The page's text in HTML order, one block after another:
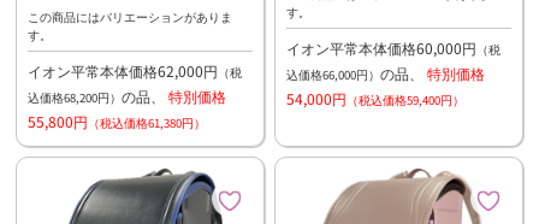
この商品にはバリエーションがありま
す。
イオン平常本体価格62,000円 （税
込価格68,200円） の品、 特別価格
55,800円 （税込価格61,380円）
す。
イオン平常本体価格60,000円 （税
込価格66,000円） の品、 特別価格
54,000円 （税込価格59,400円）